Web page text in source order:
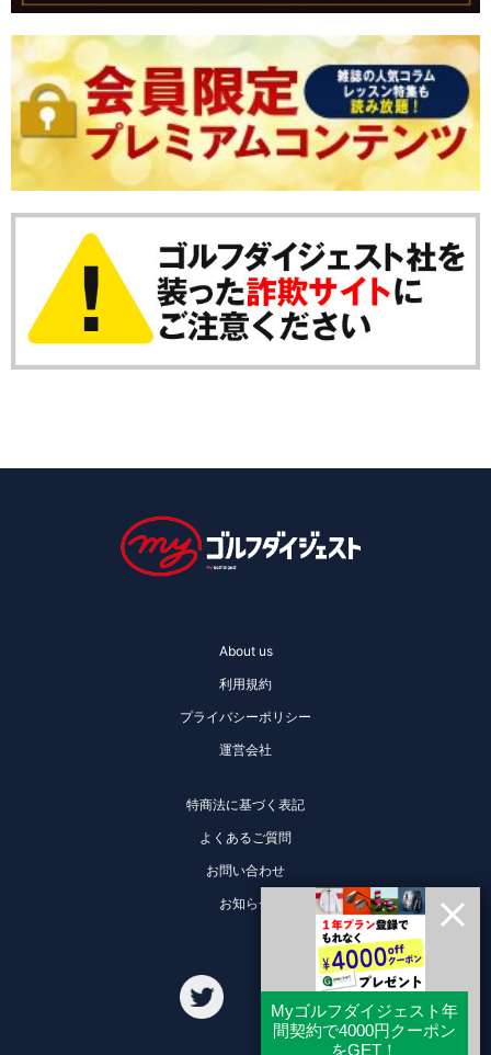
About us
利用規約
プライバシーポリシー
運営会社
特商法に基づく表記
よくあるご質問
お問い合わせ
お知らせ